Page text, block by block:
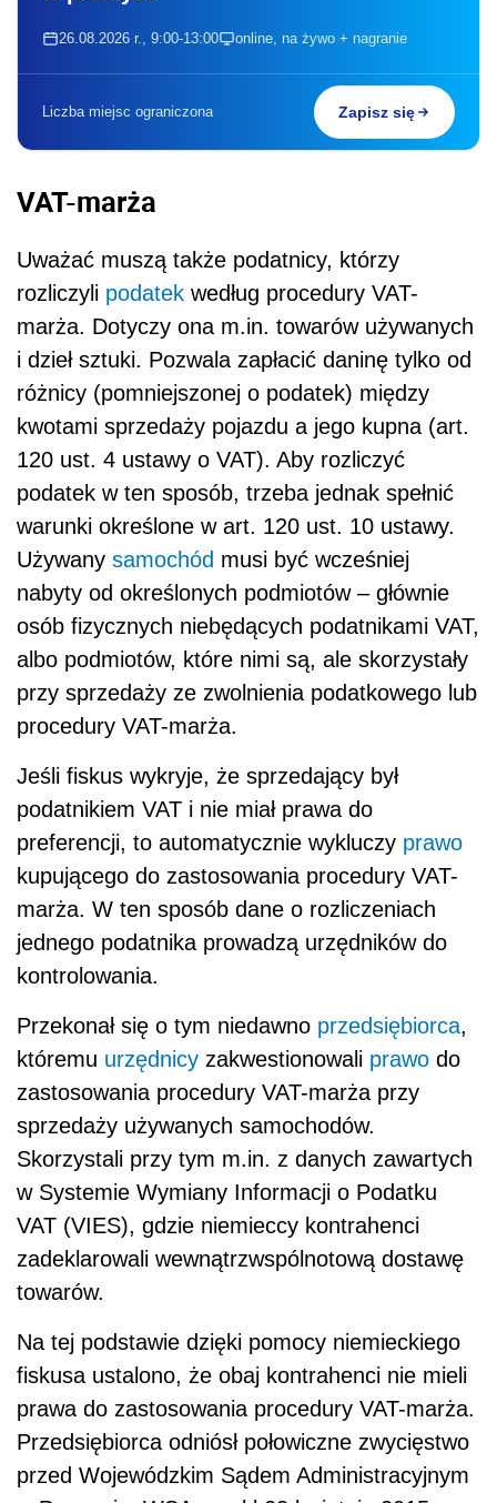
26.08.2026 r., 9:00-13:00 online, na żywo + nagranie
Liczba miejsc ograniczona Zapisz się
VAT-marża
Uważać muszą także podatnicy, którzy
rozliczyli podatek według procedury VAT-
marża. Dotyczy ona m.in. towarów używanych
i dzieł sztuki. Pozwala zapłacić daninę tylko od
różnicy (pomniejszonej o podatek) między
kwotami sprzedaży pojazdu a jego kupna (art.
120 ust. 4 ustawy o VAT). Aby rozliczyć
podatek w ten sposób, trzeba jednak spełnić
warunki określone w art. 120 ust. 10 ustawy.
Używany samochód musi być wcześniej
nabyty od określonych podmiotów – głównie
osób fizycznych niebędących podatnikami VAT,
albo podmiotów, które nimi są, ale skorzystały
przy sprzedaży ze zwolnienia podatkowego lub
procedury VAT-marża.
Jeśli fiskus wykryje, że sprzedający był
podatnikiem VAT i nie miał prawa do
preferencji, to automatycznie wykluczy prawo
kupującego do zastosowania procedury VAT-
marża. W ten sposób dane o rozliczeniach
jednego podatnika prowadzą urzędników do
kontrolowania.
Przekonał się o tym niedawno przedsiębiorca,
któremu urzędnicy zakwestionowali prawo do
zastosowania procedury VAT-marża przy
sprzedaży używanych samochodów.
Skorzystali przy tym m.in. z danych zawartych
w Systemie Wymiany Informacji o Podatku
VAT (VIES), gdzie niemieccy kontrahenci
zadeklarowali wewnątrzwspólnotową dostawę
towarów.
Na tej podstawie dzięki pomocy niemieckiego
fiskusa ustalono, że obaj kontrahenci nie mieli
prawa do zastosowania procedury VAT-marża.
Przedsiębiorca odniósł połowiczne zwycięstwo
przed Wojewódzkim Sądem Administracyjnym